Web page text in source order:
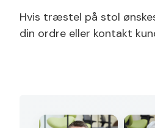
Hvis træstel på stol
din ordre eller kontakt